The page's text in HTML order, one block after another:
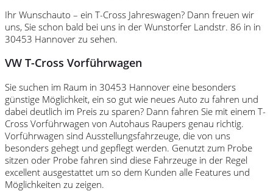
Ihr Wunschauto – ein T-Cross Jahreswagen? Dann freuen wir
uns, Sie schon bald bei uns in der Wunstorfer Landstr. 86 in in
30453 Hannover zu sehen.
VW T-Cross Vorführwagen
Sie suchen im Raum in 30453 Hannover eine besonders
günstige Möglichkeit, ein so gut wie neues Auto zu fahren und
dabei deutlich im Preis zu sparen? Dann fahren Sie mit einem T-
Cross Vorführwagen von Autohaus Raupers genau richtig.
Vorführwagen sind Ausstellungsfahrzeuge, die von uns
besonders gehegt und gepflegt werden. Genutzt zum Probe
sitzen oder Probe fahren sind diese Fahrzeuge in der Regel
excellent ausgestattet um so dem Kunden alle Features und
Möglichkeiten zu zeigen.